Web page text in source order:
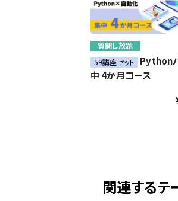
質問し放題
59講座セット
Python
中 4か月コース
関連するテ